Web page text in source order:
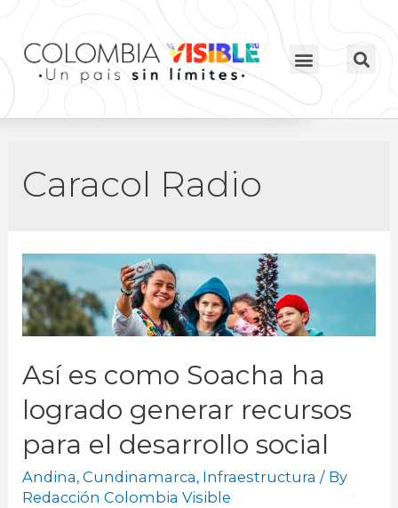
Caracol Radio
Así es como Soacha ha
logrado generar recursos
para el desarrollo social
Andina,Cundinamarca, Infraestructura / By
Redacción Colombia Visible